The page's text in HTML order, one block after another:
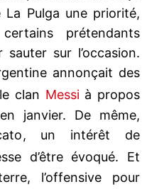
Pulga une priorité,
prétendants
sur l’occasion.
annonçait des
clan Messià propos
janvier. De même,
un intérêt de
d’être évoqué. Et
l’offensive pour